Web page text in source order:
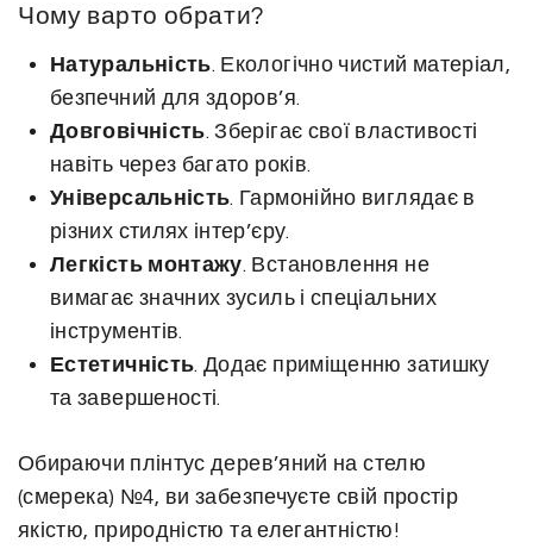
Чому варто обрати?
Натуральність. Екологічно чистий матеріал,
безпечний для здоров’я.
Довговічність. Зберігає свої властивості
навіть через багато років.
Універсальність. Гармонійно виглядає в
різних стилях інтер’єру.
Легкість монтажу. Встановлення не
вимагає значних зусиль і спеціальних
інструментів.
Естетичність. Додає приміщенню затишку
та завершеності.
Обираючи плінтус дерев’яний на стелю
(смерека) №4, ви забезпечуєте свій простір
якістю, природністю та елегантністю!